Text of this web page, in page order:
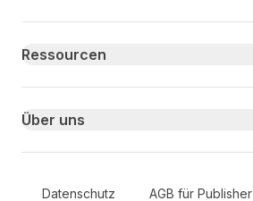
Ressourcen
Über uns
Secondary Footer Navigation
Datenschutz AGB für Publisher